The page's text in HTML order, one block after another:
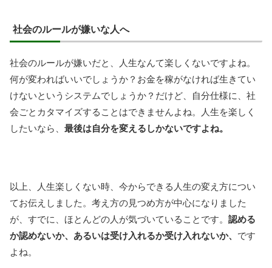
社会のルールが嫌いな人へ
社会のルールが嫌いだと、人生なんて楽しくないですよね。
何が変わればいいでしょうか？お金を稼がなければ生きてい
けないというシステムでしょうか？だけど、自分仕様に、社
会ごとカタマイズすることはできませんよね。人生を楽しく
したいなら、 最後は自分を変えるしかないですよね。
以上、人生楽しくない時、今からできる人生の変え方につい
てお伝えしました。考え方の見つめ方が中心になりました
が、すでに、ほとんどの人が気づいていることです。 認める
か認めないか、あるいは受け入れるか受け入れないか、 です
よね。